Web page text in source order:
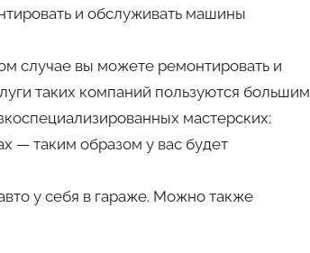
и обслуживать машины
случае вы можете ремонтировать и
таких компаний пользуются большим
мастерских;
— таким образом у вас будет
у себя в гараже. Можно также